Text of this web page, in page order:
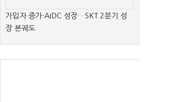
가입자 증가·AIDC 성장…SKT 2분기 성
장 본궤도